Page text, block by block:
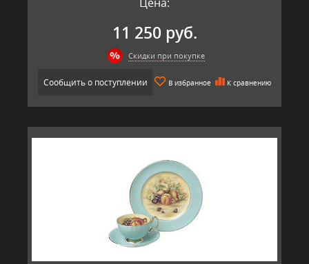
11 250 руб.
Скидки при покупке
Сообщить о поступлении В избранное К сравнению